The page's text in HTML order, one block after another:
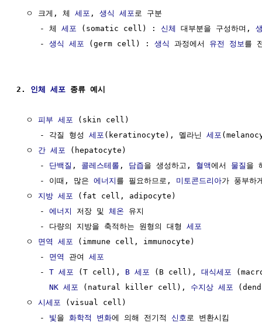
  ㅇ 크게, 체
세포 , 생식 세포 로 구분
     - 체
세포 (somatic cell) : 신체 대부분을 구성하며,
     -
생식 세포 (germ cell) : 생식 과정에서 유전 정보 를
2. 인체 세포 종류 예시
  ㅇ
피부 세포 (skin cell)
     - 각질 형성
세포 (keratinocyte), 멜라닌 세포
  ㅇ
간 세포 (hepatocyte)
     -
단백질 , 콜레스테롤 , 담즙을 생성하고, 혈액에서 물질 을
     - 이때, 많은
에너지 를 필요하므로, 미토콘드리아가 풍부하
  ㅇ
지방 세포 (fat cell, adipocyte)
     -
에너지 저장 및 체온 유지
     - 다량의 지방을 축적하는 원형의 대형
세포
  ㅇ
면역 세포 (immune cell, immunocyte)
     -
면역 관여 세포
     -
T 세포 (T cell), B 세포 (B cell), 대식세포
NK 세포 (natural killer cell), 수지상 세포
  ㅇ
시세포 (visual cell)
     -
빛 을 화학적 변화에 의해 전기적 신호 로 변환시킴